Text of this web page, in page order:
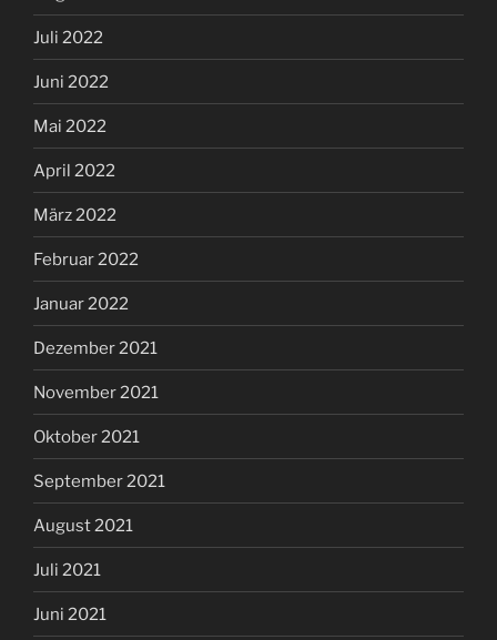
Juli 2022
Juni 2022
Mai 2022
April 2022
März 2022
Februar 2022
Januar 2022
Dezember 2021
November 2021
Oktober 2021
September 2021
August 2021
Juli 2021
Juni 2021